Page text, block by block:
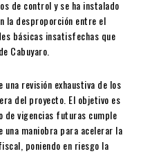
de control y se ha instalado
la desproporción entre el
básicas insatisfechas que
Cabuyaro.
revisión exhaustiva de los
del proyecto. El objetivo es
vigencias futuras cumple
maniobra para acelerar la
poniendo en riesgo la